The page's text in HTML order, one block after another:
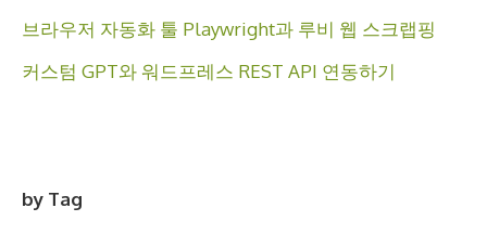
브라우저 자동화 툴 Playwright과 루비 웹 스크랩핑
커스텀 GPT와 워드프레스 REST API 연동하기
by Tag